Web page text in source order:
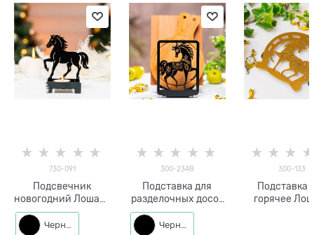
730-091
Подсвечник
новогодний Лошадь
730-091 металл
Черный
300-234B
Подставка для
разделочных досок
Лошадь 300-234
металл
Черный
300-133
Подставка
горячее